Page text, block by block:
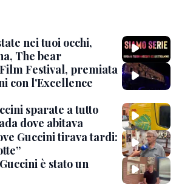
nei tuoi occhi,
The bear
Festival, premiata
con l'Excellence
sparate a tutto
dove abitava
Guccini tirava tardi:
è stato un